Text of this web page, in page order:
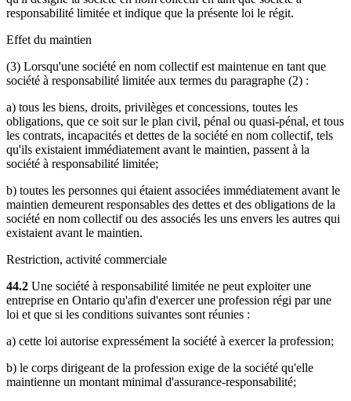
responsabilité limitée et indique que la présente loi le régit.
Effet du maintien
(3) Lorsqu'une société en nom collectif est maintenue en tant que
société à responsabilité limitée aux termes du paragraphe (2) :
a) tous les biens, droits, privilèges et concessions, toutes les
obligations, que ce soit sur le plan civil, pénal ou quasi-pénal, et tous
les contrats, incapacités et dettes de la société en nom collectif, tels
qu'ils existaient immédiatement avant le maintien, passent à la
société à responsabilité limitée;
b) toutes les personnes qui étaient associées immédiatement avant le
maintien demeurent responsables des dettes et des obligations de la
société en nom collectif ou des associés les uns envers les autres qui
existaient avant le maintien.
Restriction, activité commerciale
44.2 Une société à responsabilité limitée ne peut exploiter une
entreprise en Ontario qu'afin d'exercer une profession régi par une
loi et que si les conditions suivantes sont réunies :
a) cette loi autorise expressément la société à exercer la profession;
b) le corps dirigeant de la profession exige de la société qu'elle
maintienne un montant minimal d'assurance-responsabilité;